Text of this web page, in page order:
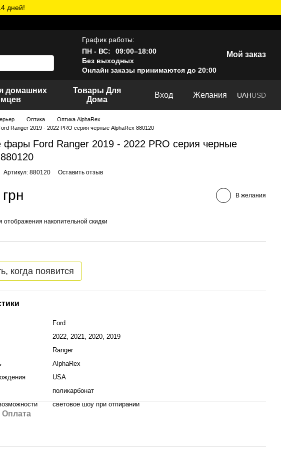
дней!
График работы:
ПН - ВС:
09:00–18:00
Без выходных
Онлайн заказы принимаются до 20:00
Мой заказ
домашних
Товары Для
Дома
Вход Желания UAHUSD
Оптика
Оптика AlphaRex
Ranger 2019 - 2022 PRO серия черные AlphaRex 880120
фары Ford Ranger 2019 - 2022 PRO серия черные
Артикул: 880120 Оставить отзыв
В желания
отображения накопительной скидки
когда появится
Ford
2022, 2021, 2020, 2019
Ranger
AlphaRex
USA
поликарбонат
световое шоу при отпирании
Оплата